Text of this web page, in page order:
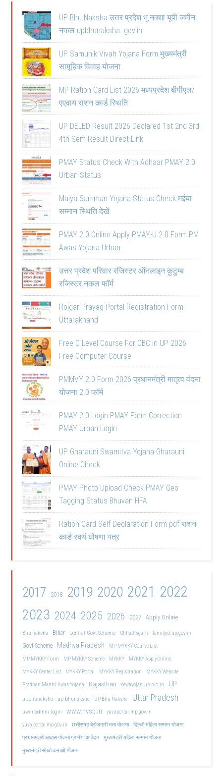
UP Bhu Naksha उत्तर प्रदेश भू नक्शा यूपी जमीन
नकल upbhunaksha .gov.in
UP Samuhik Vivah Yojana Form मुख्यमंत्री
सामूहिक विवाह योजना
MP Ration Card List 2026 मध्यप्रदेश बीपीएल/
एएवाय राशन कार्ड स्थिति
UP DELED Result 2026 Declared 1st 2nd 3rd
4th Sem Result Direct Link
PMAY Status Check With Adhaar PMAY 2.0
Urban Status
Maiya Samman Yojana Status Check मईया
सम्मान स्थिति देखें
PMAY 2.0 Online Apply PMAY-U 2.0 Form PM
Awas Yojana Urban
उत्तर प्रदेश परिवार रजिस्टर ऑनलाइन कुटुम्ब
रजिस्टर नकल फॉर्म
Rojgar Prayag Portal Registration Form
Uttarakhand
Free O Level Course For OBC in UP 2026
Free Computer Course
PMMVY 2.0 Form 2026 प्रधानमंत्री मातृत्व वंदना
योजना 2.0 फॉर्म
PMAY 2.0 Login PMAY Form Correction
PMAY Urban Login
UP Gharauni Swamitva Yojana Gharauni
Online Check
PMAY Photo Upload Check PMAY Geo
Tagging Status Bhuvan HFA
Ration Card Self Declaration Form pdf राशन
कार्ड स्वयं घोषणा पत्र
2017 2018 2019 2020 2021 2022
2023 2024 2025 2026 2027 Apply Online
Bhu naksha Bihar Central Govt Scheme Chhattisgarh familyid.up.gov.in
Govt Scheme Madhya Pradesh
MP MYKKY Course List
MP MYKKY Form
MP MYKKY Scheme MYKKY
MYKKY Apply Online
MYKKY Center List
MYKKY Portal MYKKY Registration
MYKKY Website
Pradhan Mantri Awas Yojana
Rajasthan sewayojan.up.nic.in UP
upbhunaksha up bhunaksha UP Bhu Naksha Uttar Pradesh
uwin admin login www.nvsp.in
yuvaportal.mp.gov.in
yuva portal mp gov.in
छत्तीसगढ़ बेरोजगारी भत्ता योजना दिल्ली महिला सम्मान योजना
प्रधानमंत्री आवास योजना ग्रामीण आवेदन मुख्यमंत्री महिला सम्मान योजना
मुख्यमंत्री सीखो कमाओ योजना